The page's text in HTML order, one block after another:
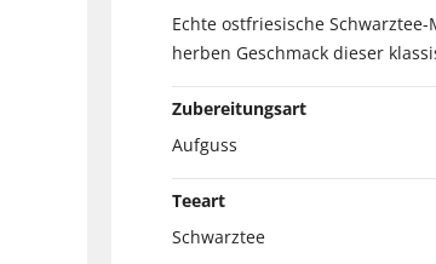
Echte ostfriesische
herben Geschmack dieser
Zubereitungsart
Aufguss
Teeart
Schwarztee